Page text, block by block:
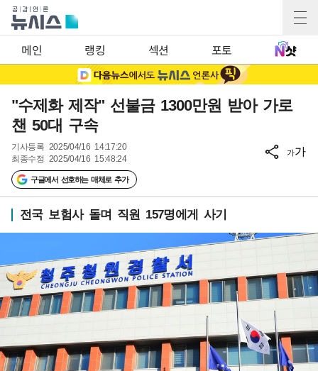
메인 랭킹 섹션 포토
"수제화 제작" 선불금 1300만원 받아 가로
챈 50대 구속
기사등록 2025/04/16 14:17:20
최종수정 2025/04/16 15:48:24
구글에서 선호하는 매체로 추가
가가
전국 보험사 돌며 직원 157명에게 사기